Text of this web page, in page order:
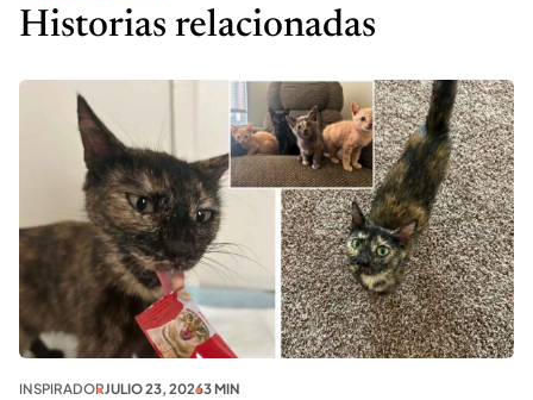
Historias relacionadas
INSPIRADORJULIO 23, 20263 MIN